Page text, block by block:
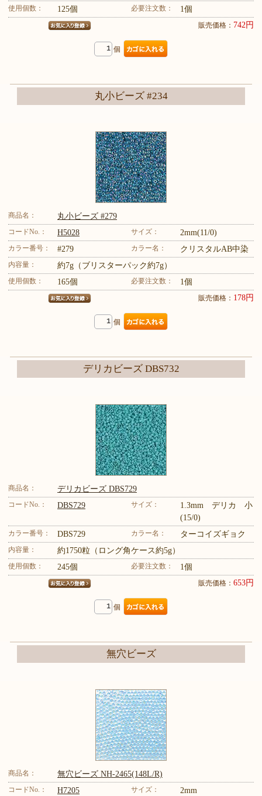
使用個数： 125個 必要注文数： 1個
販売価格： 742円
個
丸小ビーズ #234
商品名： 丸小ビーズ #279
コードNo.： H5028 サイズ： 2mm(11/0)
カラー番号： #279 カラー名： クリスタルAB中染
内容量： 約7g（ブリスターパック約7g）
使用個数： 165個 必要注文数： 1個
販売価格： 178円
個
デリカビーズ DBS732
商品名： デリカビーズ DBS729
コードNo.： DBS729 サイズ：
1.3mm デリカ 小
(15/0)
カラー番号： DBS729 カラー名： ターコイズギョク
内容量： 約1750粒（ロング角ケース約5g）
使用個数： 245個 必要注文数： 1個
販売価格： 653円
個
無穴ビーズ
商品名： 無穴ビーズ NH-2465(148L/R)
コードNo.： H7205 サイズ： 2mm